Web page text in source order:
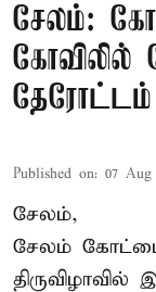
சேலம்:
கோவிலில்
தேரோட்டம்
Published on: 07 Aug
சேலம்,
சேலம்